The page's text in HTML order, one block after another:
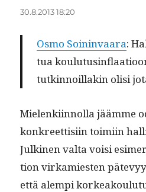
30.8.2013 18:20
Osmo Soin­in­vaara:
tua
tutkin­noil­lakin olisi
Mie­lenki­in­nol­la jäämme
konkreet­tisi­in toimi­in
Julki­nen val­ta voisi
tion virkami­esten
että alem­pi